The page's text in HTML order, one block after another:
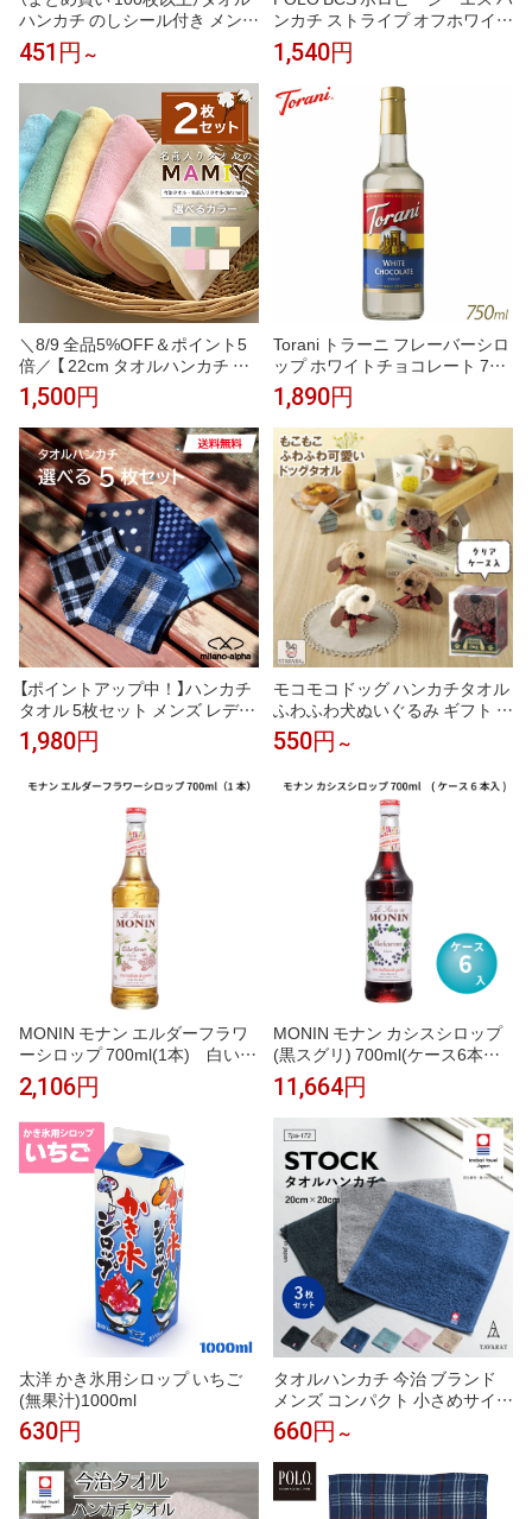
ハンカチ のしシール付き メンズ
ハンドタオル 今治タオル 個包装
ギフト まとめ買い 22.5×23cm
レディース ギフト お配り ご挨
拶 退職 Tps-152-100set-nosi［タ
バラット］
451円 ～
ンカチ ストライプ オフホワイト
25cm あぶらとり 抗菌防臭 タオ
ルハンカチ ハンドタオル ギフト
ボックス入り メンズ 紳士 ブラ
ンド ギフト プレゼント 男性 人
気 おしゃれ ラッピング対応 誕
生日 お礼 お返し お祝い 贈答品
1,540円
＼8/9 全品5%OFF＆ポイント5
倍／ 【 22cm タオルハンカチ 無
地 2枚 セット 】 名入れなし タ
オルセット 今治 子供 プレゼン
ト お礼 お返し シャーリング ミ
ニハンカチ 無地 おしぼりタオル
ミニハンカチ
1,500円
Torani トラーニ フレーバーシロ
ップ ホワイトチョコレート 750
ml 瓶
1,890円
【ポイントアップ中！】ハンカチ
タオル 5枚セット メンズ レディ
ース ハンカチセット ハンドタオ
ル タオルハンカチ まとめ買い
水 速乾性 ポケットサイズ 25cm
ギフト プレゼント 男性 おしゃ
れ お買い得 送料無料
1,980円
モコモコドッグ ハンカチタオル
ふわふわ犬ぬいぐるみ ギフト 犬
好き プレゼント 送料無料
550円 ～
MONIN モナン エルダーフラワ
ーシロップ 700ml(1本) 白い花
の上品な香り マスカット風 ヒュ
ーゴ スプリッツ ジントニック
ソーダ ノンアルコールカクテル
モクテル 割り材 業務用 カフェ
フレーバーシロップ
2,106円
MONIN モナン カシスシロップ
(黒スグリ) 700ml(ケース6本入)
カシス 黒スグリ カシスオレン
ジ カシスソーダ カシスウーロン
ノンアルコール モクテル 割り材
業務用 カフェ フレーバーシロッ
プ
11,664円
太洋 かき氷用シロップ いちご
(無果汁)1000ml
630円
タオルハンカチ 今治 ブランド
メンズ コンパクト 小さめサイズ
ハンドタオル 今治タオル まとめ
買い 1枚 3枚セット 手拭きタオ
ル レディース 紳士 20×20cm Tp
s-172 クリスマス ギフト 新生活
［タバラット］
660円 ～